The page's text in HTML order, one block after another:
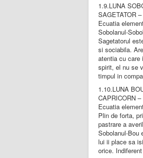
1.9.LUNA
SAGETATOR
Ecuatia
Sobolanul-
Sagetatorul
si sociabila.
atentia cu care
spirit, el nu se
timpul in
1.10.LUNA
CAPRICORN
Ecuatia
Plin de forta,
pastrare a
Sobolanul-Bou
lui ii place sa
orice.